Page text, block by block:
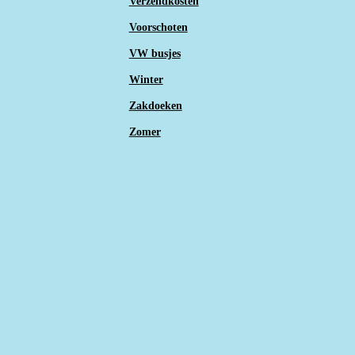
Voorschoten
VW busjes
Winter
Zakdoeken
Zomer